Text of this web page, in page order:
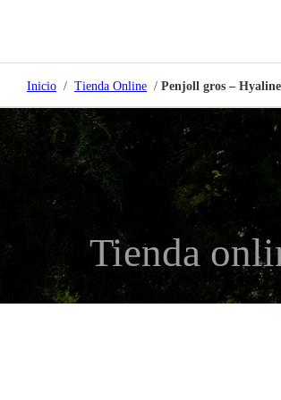
Inicio / Tienda Online / Penjoll gros –
Tienda